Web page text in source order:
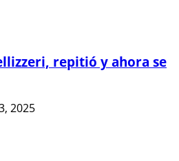
repitió y ahora se
2025